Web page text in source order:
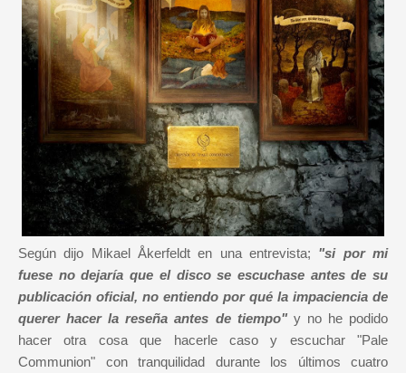
Según dijo Mikael Åkerfeldt en una entrevista; "si por mi
fuese no dejaría que el disco se escuchase antes de su
publicación oficial, no entiendo por qué la impaciencia de
querer hacer la reseña antes de tiempo"y no he podido
hacer otra cosa que hacerle caso y escuchar "Pale
Communion" con tranquilidad durante los últimos cuatro